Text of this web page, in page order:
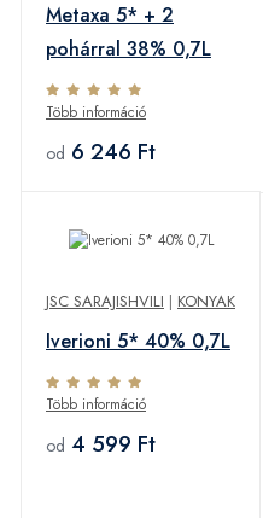
Metaxa 5* + 2
pohárral 38% 0,7L
Több információ
od 6 246 Ft
JSC SARAJISHVILI | KONYAK
Iverioni 5* 40% 0,7L
Több információ
od 4 599 Ft